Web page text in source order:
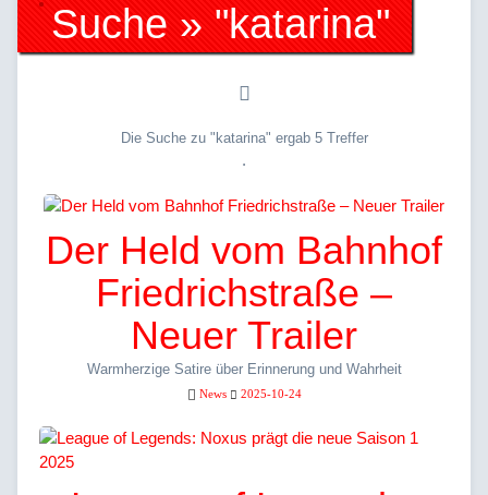
Suche » "katarina"
Die Suche zu "katarina" ergab 5 Treffer
.
Der Held vom Bahnhof
Friedrichstraße –
Neuer Trailer
Warmherzige Satire über Erinnerung und Wahrheit
News 2025-10-24